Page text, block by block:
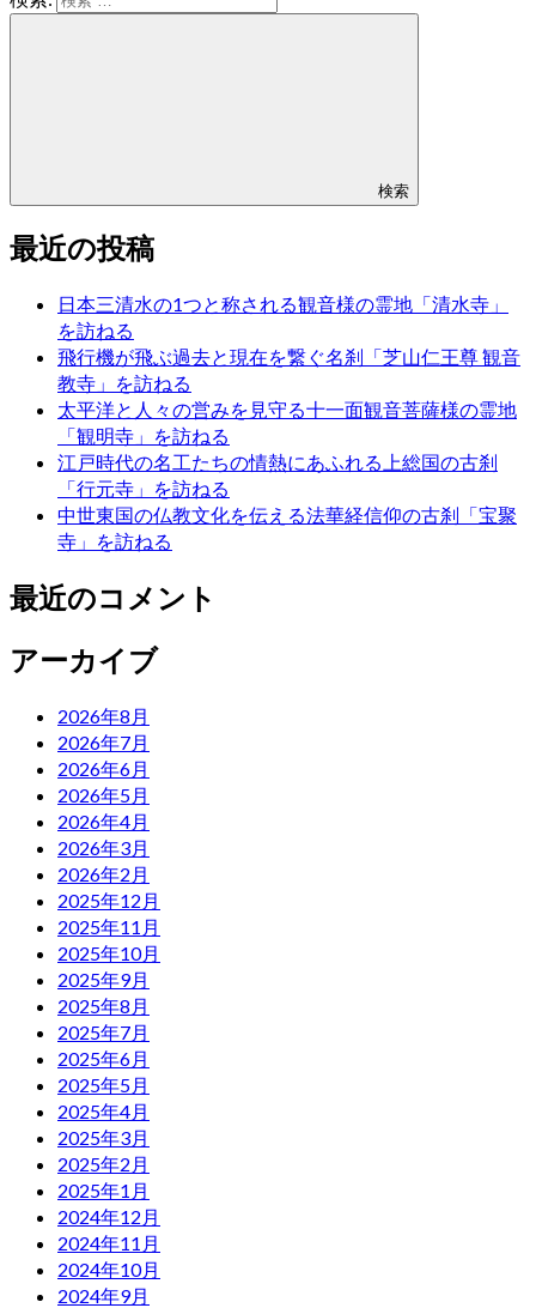
検索
最近の投稿
日本三清水の1つと称される観音様の霊地「清水寺」
を訪ねる
飛行機が飛ぶ過去と現在を繋ぐ名刹「芝山仁王尊 観音
教寺」を訪ねる
太平洋と人々の営みを見守る十一面観音菩薩様の霊地
「観明寺」を訪ねる
江戸時代の名工たちの情熱にあふれる上総国の古刹
「行元寺」を訪ねる
中世東国の仏教文化を伝える法華経信仰の古刹「宝聚
寺」を訪ねる
最近のコメント
アーカイブ
2026年8月
2026年7月
2026年6月
2026年5月
2026年4月
2026年3月
2026年2月
2025年12月
2025年11月
2025年10月
2025年9月
2025年8月
2025年7月
2025年6月
2025年5月
2025年4月
2025年3月
2025年2月
2025年1月
2024年12月
2024年11月
2024年10月
2024年9月